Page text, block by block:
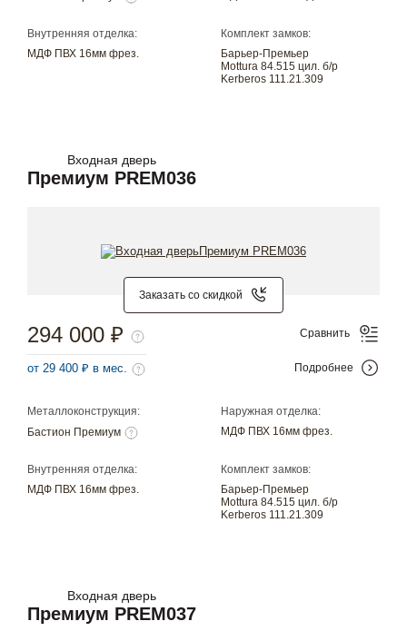
Внутренняя отделка:
МДФ ПВХ 16мм фрез.
Комплект замков:
Барьер-Премьер
Mottura 84.515 цил. б/р
Kerberos 111.21.309
Входная дверь
Премиум PREM036
Заказать со скидкой
Металлоконструкция:
Бастион Премиум
Наружная отделка:
МДФ ПВХ 16мм фрез.
Внутренняя отделка:
МДФ ПВХ 16мм фрез.
Комплект замков:
Барьер-Премьер
Mottura 84.515 цил. б/р
Kerberos 111.21.309
294 000 ₽
от 29 400 ₽ в мес.
Сравнить
Подробнее
Входная дверь
Премиум PREM037